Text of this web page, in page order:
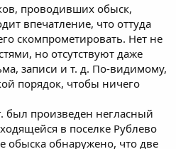
проводивших обыск,
впечатление, что оттуда
скомпрометировать. Нет не
но отсутствуют даже
записи и т. д. По-видимому,
порядок, чтобы ничего
был произведен негласный
в поселке Рублево
обыска обнаружено, что две